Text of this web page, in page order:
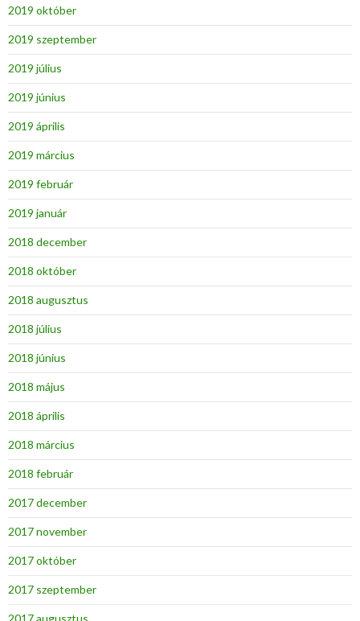
2019 október
2019 szeptember
2019 július
2019 június
2019 április
2019 március
2019 február
2019 január
2018 december
2018 október
2018 augusztus
2018 július
2018 június
2018 május
2018 április
2018 március
2018 február
2017 december
2017 november
2017 október
2017 szeptember
2017 augusztus